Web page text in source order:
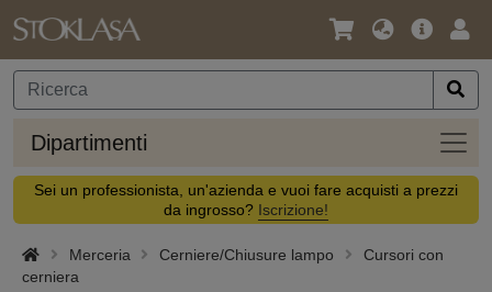
Lingua
Valuta
Offerta
Dipartimenti
Sei un professionista, un'azienda e vuoi fare acquisti a prezzi
da ingrosso? Iscrizione!
Merceria Cerniere/Chiusure lampo
Cursori con
cerniera